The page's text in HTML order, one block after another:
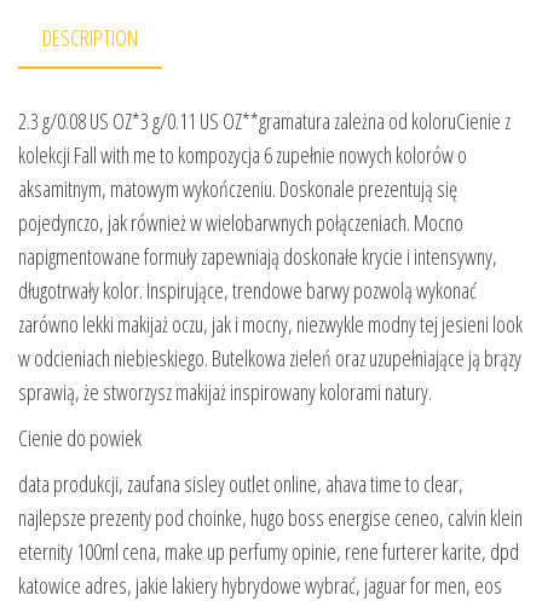
DESCRIPTION
2.3 g/0.08 US OZ*3 g/0.11 US OZ**gramatura zależna od koloruCienie z
kolekcji Fall with me to kompozycja 6 zupełnie nowych kolorów o
aksamitnym, matowym wykończeniu. Doskonale prezentują się
pojedynczo, jak również w wielobarwnych połączeniach. Mocno
napigmentowane formuły zapewniają doskonałe krycie i intensywny,
długotrwały kolor. Inspirujące, trendowe barwy pozwolą wykonać
zarówno lekki makijaż oczu, jak i mocny, niezwykle modny tej jesieni look
w odcieniach niebieskiego. Butelkowa zieleń oraz uzupełniające ją brązy
sprawią, że stworzysz makijaż inspirowany kolorami natury.
Cienie do powiek
data produkcji, zaufana sisley outlet online, ahava time to clear,
najlepsze prezenty pod choinke, hugo boss energise ceneo, calvin klein
eternity 100ml cena, make up perfumy opinie, rene furterer karite, dpd
katowice adres, jakie lakiery hybrydowe wybrać, jaguar for men, eos